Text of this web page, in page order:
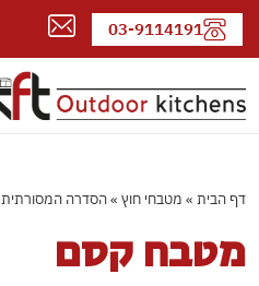
03-9114191
דף הבית » מטבחי חוץ »הסדרה המסורתית
מטבח קסם